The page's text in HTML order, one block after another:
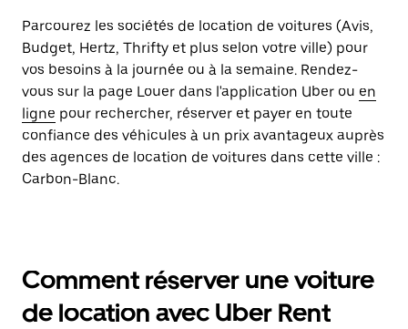
Parcourez les sociétés de location de voitures (Avis,
Budget, Hertz, Thrifty et plus selon votre ville) pour
vos besoins à la journée ou à la semaine. Rendez-
vous sur la page Louer dans l'application Uber ou en
ligne pour rechercher, réserver et payer en toute
confiance des véhicules à un prix avantageux auprès
des agences de location de voitures dans cette ville :
Carbon-Blanc.
Comment réserver une voiture
de location avec Uber Rent